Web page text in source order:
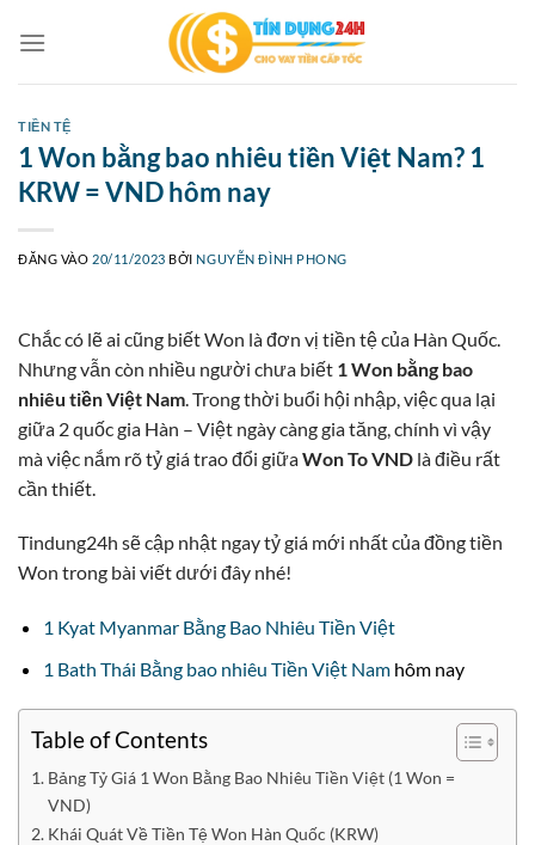
qua
TIỀN TỆ
1 Won bằng bao nhiêu tiền Việt Nam? 1
KRW = VND hôm nay
ĐĂNG VÀO 20/11/2023 BỞI NGUYỄN ĐÌNH PHONG
Chắc có lẽ ai cũng biết Won là đơn vị tiền tệ của Hàn Quốc.
Nhưng vẫn còn nhiều người chưa biết 1 Won bằng bao
nhiêu tiền Việt Nam . Trong thời buổi hội nhập, việc qua lại
giữa 2 quốc gia Hàn – Việt ngày càng gia tăng, chính vì vậy
mà việc nắm rõ tỷ giá trao đổi giữaWon To VND là điều rất
cần thiết.
Tindung24h sẽ cập nhật ngay tỷ giá mới nhất của đồng tiền
Won trong bài viết dưới đây nhé!
1 Kyat Myanmar Bằng Bao Nhiêu Tiền Việt
1 Bath Thái Bằng bao nhiêu Tiền Việt Namhôm nay
Table of Contents
Bảng Tỷ Giá 1 Won Bằng Bao Nhiêu Tiền Việt (1 Won =
VND)
Khái Quát Về Tiền Tệ Won Hàn Quốc (KRW)